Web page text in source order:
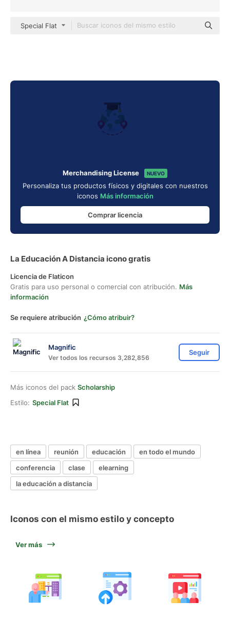
Special Flat
Merchandising License NUEVO
Personaliza tus productos físicos y digitales con nuestros
iconos Más información
Comprar licencia
La Educación A Distancia icono gratis
Licencia de Flaticon
Gratis para uso personal o comercial con atribución. Más
información
Se requiere atribución ¿Cómo atribuir?
Magnific
Ver todos los recursos 3,282,856
Seguir
Más iconos del pack Scholarship
Estilo: Special Flat
en línea reunión educación
en todo el mundo
conferencia
clase
elearning
la educación a distancia
Iconos con el mismo estilo y concepto
Ver más